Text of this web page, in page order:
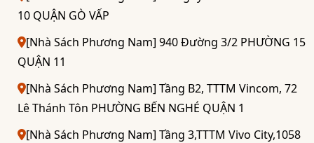
10 QUẬN GÒ VẤP
[Nhà Sách Phương Nam] 940 Đường 3/2 PHƯỜNG 15
QUẬN 11
[Nhà Sách Phương Nam] Tầng B2, TTTM Vincom, 72
Lê Thánh Tôn PHƯỜNG BẾN NGHÉ QUẬN 1
[Nhà Sách Phương Nam] Tầng 3,TTTM Vivo City,1058